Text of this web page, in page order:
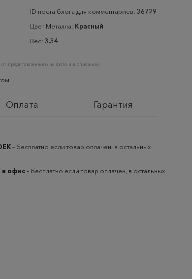
ID поста блога для комментариев: 36729
Цвет Металла: Красный
Вес: 3.34
представленного на фото и в описании
Оплата Гарантия
– бесплатно если товар оплачен, в остальных
в офис– бесплатно если товар оплачен, в остальных